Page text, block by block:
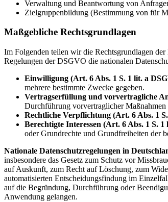
Verwaltung und Beantwortung von
Zielgruppenbildung (Bestimmung von für
Maßgebliche Rechtsgrundlagen
Im Folgenden teilen wir die Rechtsgrundlagen
Regelungen der DSGVO die nationalen
Einwilligung (Art. 6 Abs. 1 S. 1 lit. a
mehrere bestimmte Zwecke gegeben.
Vertragserfüllung und vorvertragliche
Durchführung vorvertraglicher
Rechtliche Verpflichtung (Art. 6 Abs. 1
Berechtigte Interessen (Art. 6 Abs. 1 S.
oder Grundrechte und Grundfreiheiten der
Nationale Datenschutzregelungen in
insbesondere das Gesetz zum Schutz vor
auf Auskunft, zum Recht auf Löschung, zum
automatisierten Entscheidungsfindung im
auf die Begründung, Durchführung oder
Anwendung gelangen.